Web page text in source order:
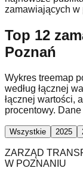
zamawiających w
Top 12
Poznań
Wykres treemap
według łącznej
łącznej wartości,
procentowy.
Wszystkie 2025
ZARZĄD
W POZNANIU